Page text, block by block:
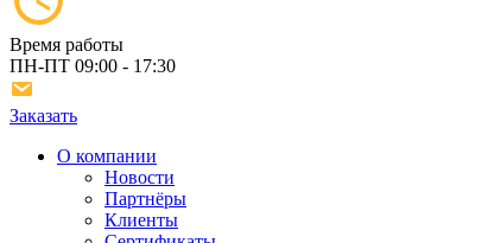
Время работы
ПН-ПТ 09:00 - 17:30
Заказать
О компании
Новости
Партнёры
Клиенты